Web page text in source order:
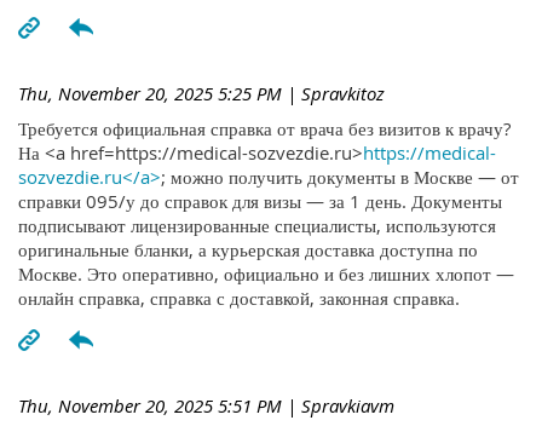
Thu, November 20, 2025 5:25 PM | Spravkitoz
Требуется официальная справка от врача без визитов к врачу?
На <a href=https://medical-sozvezdie.ru>https://medical-
sozvezdie.ru</a>; можно получить документы в Москве — от
справки 095/у до справок для визы — за 1 день. Документы
подписывают лицензированные специалисты, используются
оригинальные бланки, а курьерская доставка доступна по
Москве. Это оперативно, официально и без лишних хлопот —
онлайн справка, справка с доставкой, законная справка.
Thu, November 20, 2025 5:51 PM | Spravkiavm